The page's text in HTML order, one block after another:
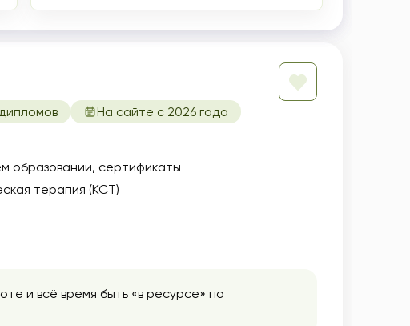
На сайте с 2026 года
образовании сертификаты
терапия (КСТ)
и всё время быть «в ресурсе» по